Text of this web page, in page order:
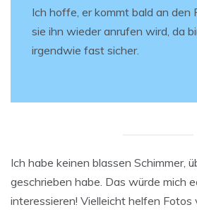
Ich hoffe, er kommt bald an den
sie ihn wieder anrufen wird, da
irgendwie fast sicher.
Ich habe keinen blassen Schimmer,
geschrieben habe. Das würde mich
interessieren! Vielleicht helfen